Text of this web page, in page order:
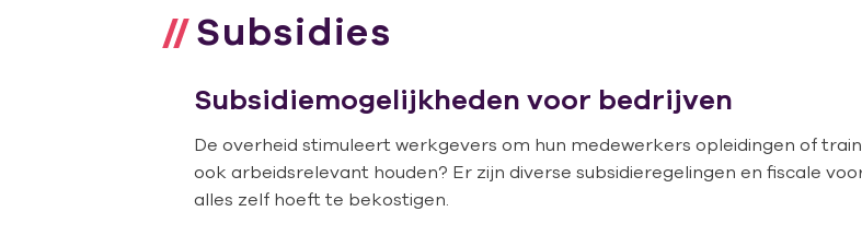
Subsidies
Subsidiemogelijkheden voor bedrijven
De overheid stimuleert werkgevers om hun medewerkers opleidingen of
ook arbeidsrelevant houden? Er zijn diverse subsidieregelingen en fiscale
alles zelf hoeft te bekostigen.